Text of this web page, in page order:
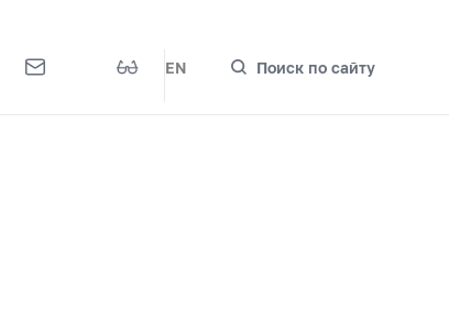
EN Поиск по сайту